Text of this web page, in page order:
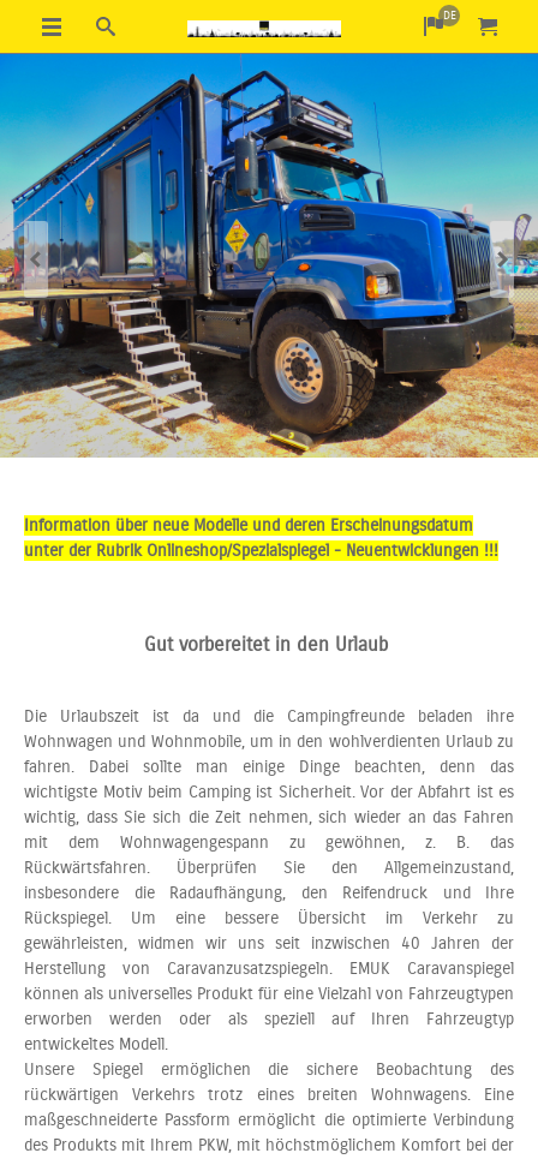
DE
Previous Next
Information über neue Modelle und deren Erscheinungsdatum
unter der Rubrik Onlineshop/Spezialspiegel - Neuentwicklungen !!!
Gut vorbereitet in den Urlaub
Die Urlaubszeit ist da und die Campingfreunde beladen ihre
Wohnwagen und Wohnmobile, um in den wohlverdienten Urlaub zu
fahren. Dabei sollte man einige Dinge beachten, denn das
wichtigste Motiv beim Camping ist Sicherheit. Vor der Abfahrt ist es
wichtig, dass Sie sich die Zeit nehmen, sich wieder an das Fahren
mit dem Wohnwagengespann zu gewöhnen, z. B. das
Rückwärtsfahren. Überprüfen Sie den Allgemeinzustand,
insbesondere die Radaufhängung, den Reifendruck und Ihre
Rückspiegel. Um eine bessere Übersicht im Verkehr zu
gewährleisten, widmen wir uns seit inzwischen 40 Jahren der
Herstellung von Caravanzusatzspiegeln. EMUK Caravanspiegel
können als universelles Produkt für eine Vielzahl von Fahrzeugtypen
erworben werden oder als speziell auf Ihren Fahrzeugtyp
entwickeltes Modell.
Unsere Spiegel ermöglichen die sichere Beobachtung des
rückwärtigen Verkehrs trotz eines breiten Wohnwagens. Eine
maßgeschneiderte Passform ermöglicht die optimierte Verbindung
des Produkts mit Ihrem PKW, mit höchstmöglichem Komfort bei der